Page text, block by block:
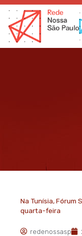
Ir
para
conteúdo
Na Tunísia, Fórum
quarta-feira
redenossasp